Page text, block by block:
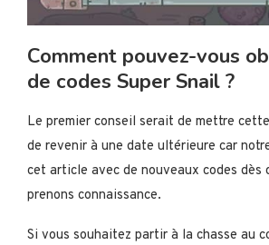
Comment pouvez-vous
de codes Super Snail ?
Le premier conseil serait de mettre
de revenir à une date ultérieure car
cet article avec de nouveaux codes dès
prenons connaissance.
Si vous souhaitez partir à la chasse au